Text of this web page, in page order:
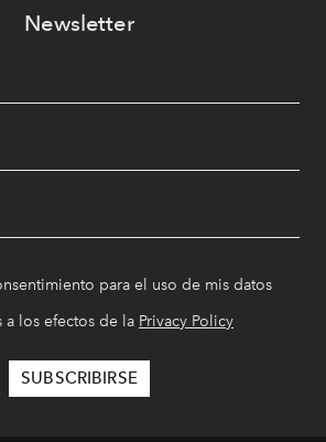
Newsletter
para el uso de mis datos
a los efectos de la Privacy Policy